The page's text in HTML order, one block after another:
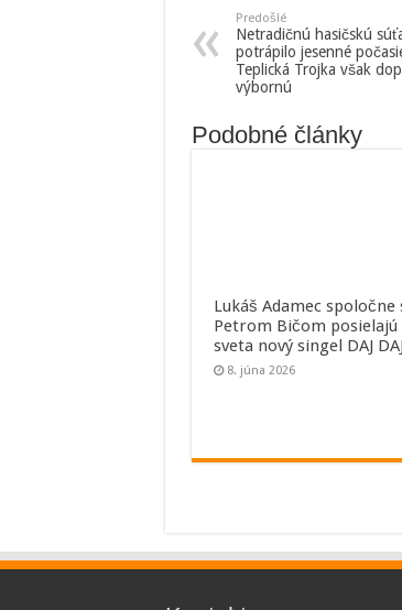
Predošlé
Netradičnú hasičskú
potrápilo jesenné
Teplická Trojka však
výbornú
Podobné články
Lukáš Adamec spoločne
Petrom Bičom posielajú
sveta nový singel DAJ DAJ
8. júna 2026